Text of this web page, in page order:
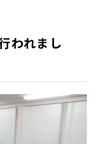
われまし